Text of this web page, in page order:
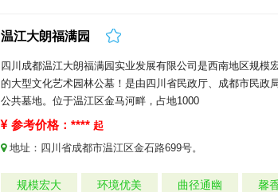
温江大朗福满园
四川成都温江大朗福满园实业发展有限公司是西南地区规模
的大型文化艺术园林公墓！是由四川省民政厅、成都市民政
公共墓地。位于温江区金马河畔，占地1000
参考价格：**** 起
地址： 四川省成都市温江区金石路699号。
规模宏大 环境优美 曲径通幽 馨